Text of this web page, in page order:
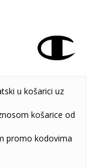
u košarici uz
košarice od
promo kodovima